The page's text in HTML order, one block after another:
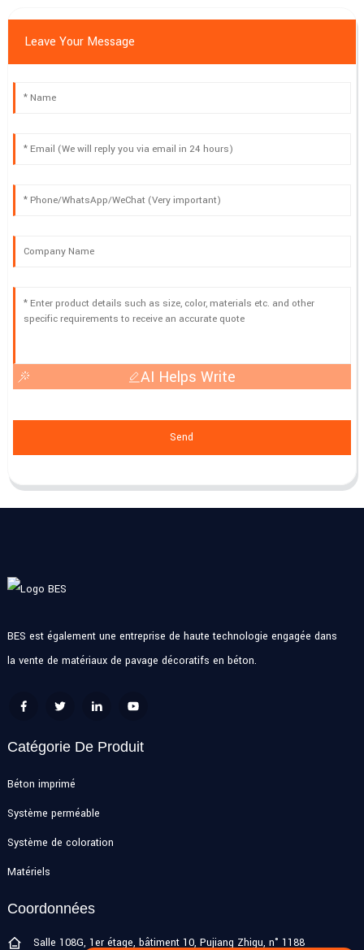
Leave Your Message
AI Helps Write
Send
BES est également une entreprise de haute technologie engagée dans
la vente de matériaux de pavage décoratifs en béton.
Catégorie De Produit
Béton imprimé
Système perméable
Système de coloration
Matériels
Coordonnées
Salle 108G, 1er étage, bâtiment 10, Pujiang Zhigu, n° 1188